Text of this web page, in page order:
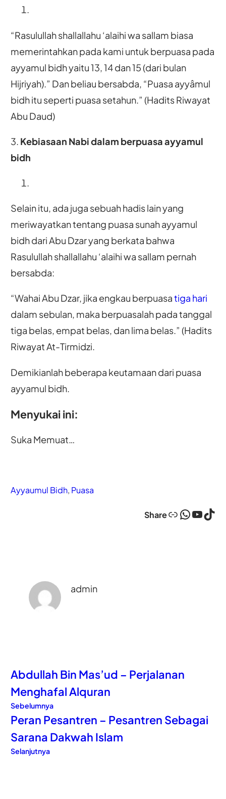
“Rasulullah shallallahu ‘alaihi wa sallam biasa
memerintahkan pada kami untuk berpuasa pada
ayyamul bidh yaitu 13, 14 dan 15 (dari bulan
Hijriyah).” Dan beliau bersabda, “Puasa ayyâmul
bidh itu seperti puasa setahun.” (Hadits Riwayat
Abu Daud)
3. Kebiasaan Nabi dalam berpuasa ayyamul
bidh
Selain itu, ada juga sebuah hadis lain yang
meriwayatkan tentang puasa sunah ayyamul
bidh dari Abu Dzar yang berkata bahwa
Rasulullah shallallahu ‘alaihi wa sallam pernah
bersabda:
“Wahai Abu Dzar, jika engkau berpuasatiga hari
dalam sebulan, maka berpuasalah pada tanggal
tiga belas, empat belas, dan lima belas.” (Hadits
Riwayat At-Tirmidzi.
Demikianlah beberapa keutamaan dari puasa
ayyamul bidh.
Menyukai ini:
Suka Memuat…
Ayyaumul Bidh, Puasa
ShareLink WhatsApp YouTube TikTok
admin
Abdullah Bin Mas’ud – Perjalanan
Menghafal Alquran
Sebelumnya
Peran Pesantren – Pesantren Sebagai
Sarana Dakwah Islam
Selanjutnya